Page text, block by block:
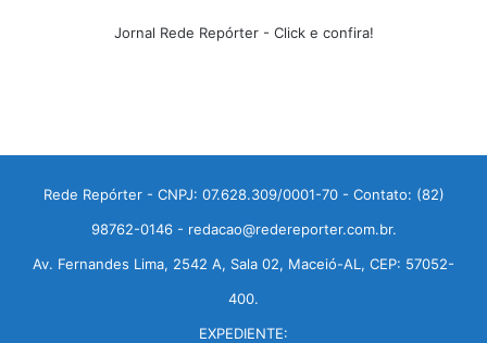
Jornal Rede Repórter - Click e confira!
Rede Repórter - CNPJ: 07.628.309/0001-70 - Contato: (82)
98762-0146 - redacao@redereporter.com.br.
Av. Fernandes Lima, 2542 A, Sala 02, Maceió-AL, CEP: 57052-
400.
EXPEDIENTE: